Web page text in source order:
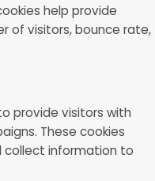
help provide
of visitors, bounce rate,
provide visitors with
These cookies
collect information to